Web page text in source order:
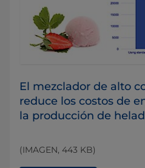
El mezclador de alto
reduce los costos de
la producción de
(IMAGEN, 443 KB)